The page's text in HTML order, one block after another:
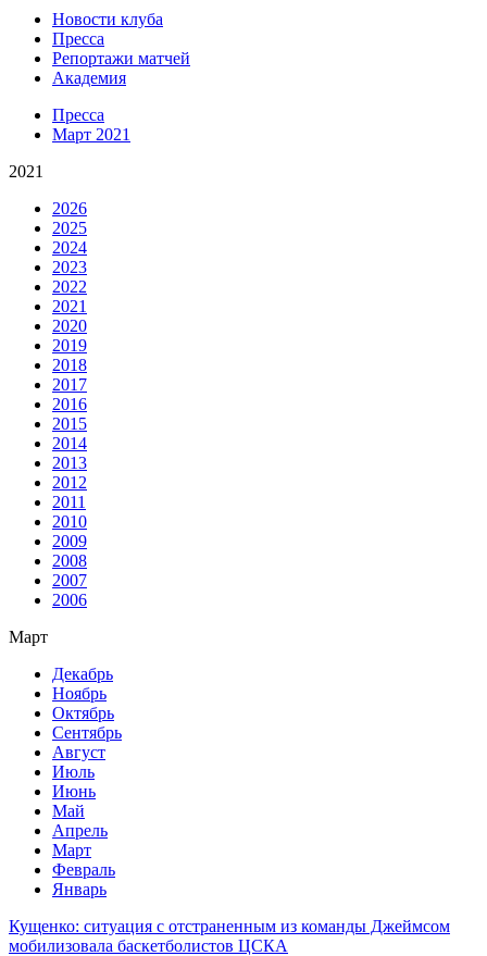
Новости клуба
Пресса
Репортажи матчей
Академия
Пресса
Март 2021
2021
2026
2025
2024
2023
2022
2021
2020
2019
2018
2017
2016
2015
2014
2013
2012
2011
2010
2009
2008
2007
2006
Март
Декабрь
Ноябрь
Октябрь
Сентябрь
Август
Июль
Июнь
Май
Апрель
Март
Февраль
Январь
Кущенко: ситуация с отстраненным из команды Джеймсом
мобилизовала баскетболистов ЦСКА